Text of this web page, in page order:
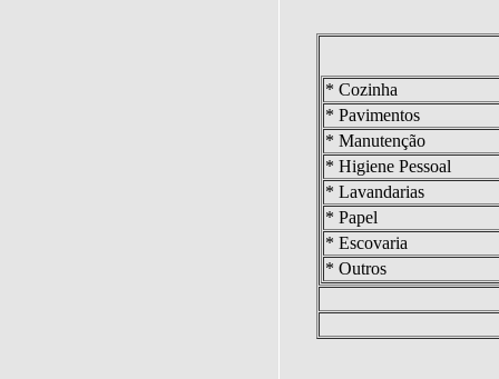
* Cozinha
* Pavimentos
* Manutenção
* Higiene Pessoal
* Lavandarias
* Papel
* Escovaria
* Outros